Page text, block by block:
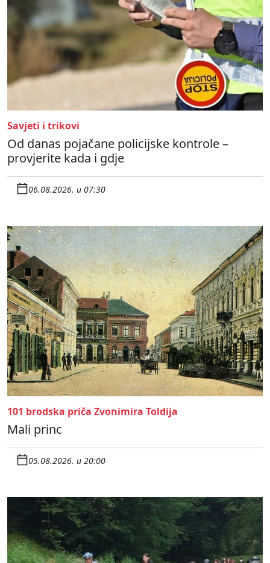
Savjeti i trikovi
Od danas pojačane policijske kontrole –
provjerite kada i gdje
06.08.2026. u 07:30
101 brodska priča Zvonimira Toldija
Mali princ
05.08.2026. u 20:00